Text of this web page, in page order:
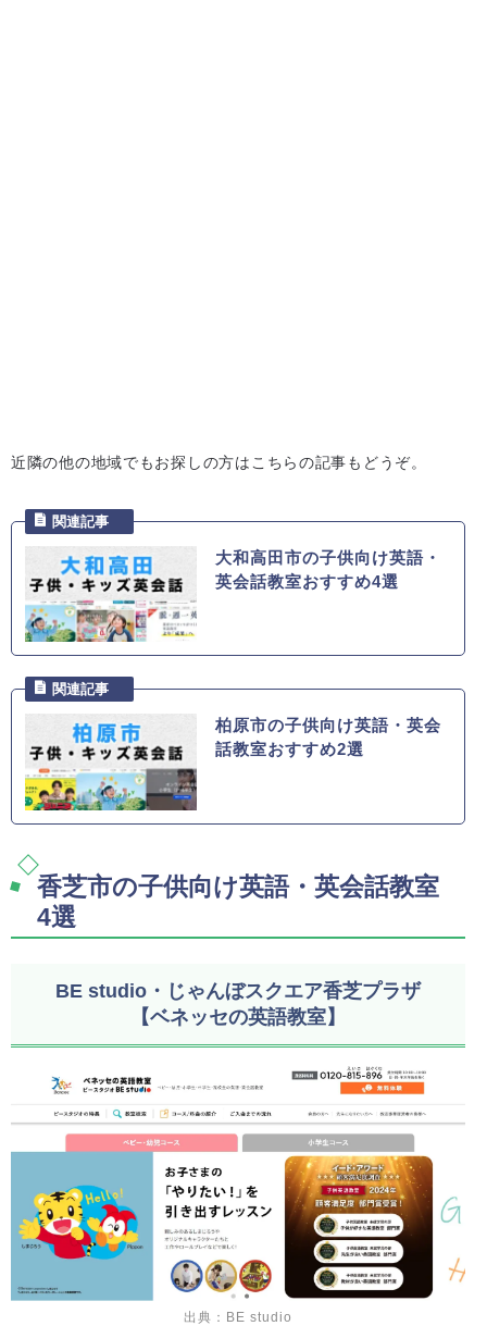
近隣の他の地域でもお探しの方はこちらの記事もどうぞ。
大和高田市の子供向け英語・
英会話教室おすすめ4選
柏原市の子供向け英語・英会
話教室おすすめ2選
香芝市の子供向け英語・英会話教室
4選
BE studio・じゃんぼスクエア香芝プラザ
【ベネッセの英語教室】
出典：BE studio